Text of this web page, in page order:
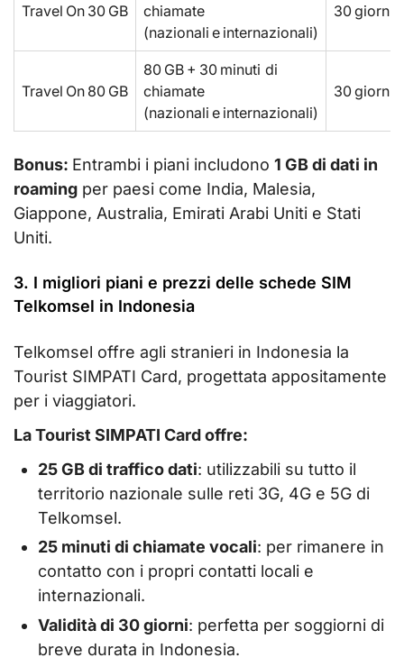
Travel On 30 GB
chiamate
(nazionali e internazionali)
30 giorni
Travel On 80 GB
80 GB + 30 minuti di
chiamate
(nazionali e internazionali)
30 giorni
Bonus: Entrambi i piani includono 1 GB di dati in
roaming per paesi come India, Malesia,
Giappone, Australia, Emirati Arabi Uniti e Stati
Uniti.
3. I migliori piani e prezzi delle schede SIM
Telkomsel in Indonesia
Telkomsel offre agli stranieri in Indonesia la
Tourist SIMPATI Card, progettata appositamente
per i viaggiatori.
La Tourist SIMPATI Card offre:
25 GB di traffico dati: utilizzabili su tutto il
territorio nazionale sulle reti 3G, 4G e 5G di
Telkomsel.
25 minuti di chiamate vocali: per rimanere in
contatto con i propri contatti locali e
internazionali.
Validità di 30 giorni: perfetta per soggiorni di
breve durata in Indonesia.